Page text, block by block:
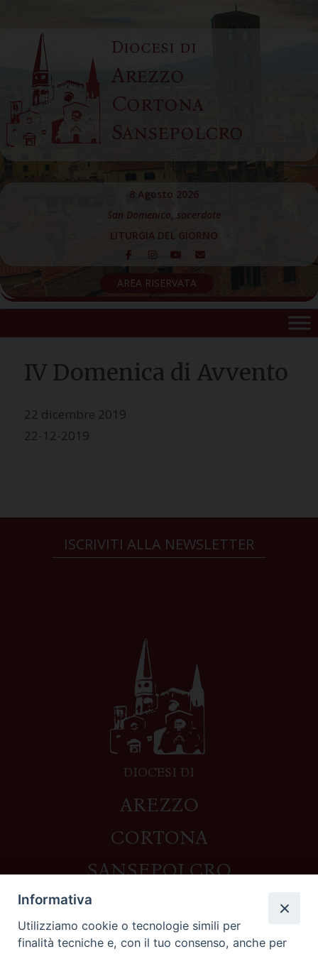
content
Diocesi di
Arezzo
Cortona
Sansepolcro
8 Agosto 2026
San Domenico, sacerdote
LITURGIA DEL GIORNO
AREA RISERVATA
IV Domenica di Avvento
22 dicembre 2019
22-12-2019
ISCRIVITI ALLA NEWSLETTER
DIOCESI DI
AREZZO
CORTONA
SANSEPOLCRO
Contatti
Informativa
Utilizziamo cookie o tecnologie simili per
finalità tecniche e, con il tuo consenso, anche per